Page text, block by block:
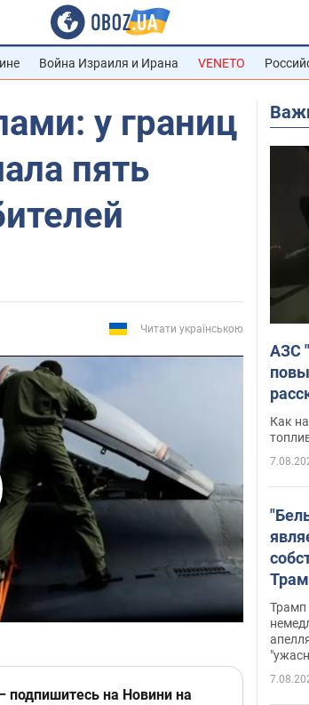
Война Израиля и Ирана VENETO
у границ
пять
Читати українською
подпишитесь на Новини на
АЗС
Как
Трамп